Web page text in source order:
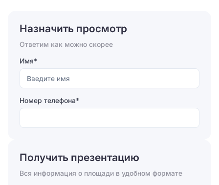
Назначить просмотр
Ответим как можно скорее
Имя*
Номер телефона*
Отправить
Получить презентацию
Вся информация о площади в удобном формате